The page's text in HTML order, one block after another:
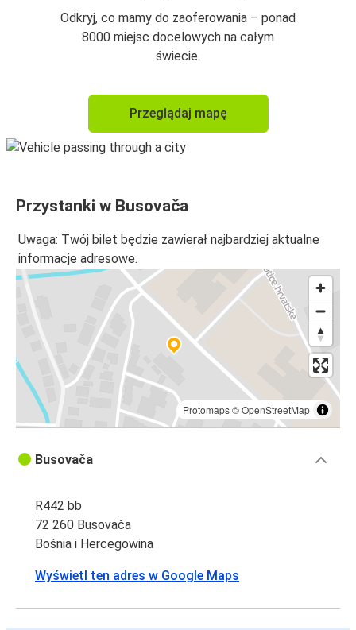
Odkryj, co mamy do zaoferowania – ponad
8000 miejsc docelowych na całym
świecie.
Przeglądaj mapę
Przystanki w Busovača
Uwaga: Twój bilet będzie zawierał najbardziej aktualne
informacje adresowe.
Protomaps©OpenStreetMap
Busovača
R442 bb
72 260 Busovača
Bośnia i Hercegowina
Wyświetl ten adres w Google Maps